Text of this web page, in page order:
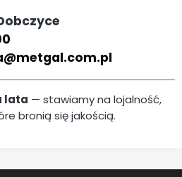
lata — stawiamy na lojalność,
bronią się jakością.